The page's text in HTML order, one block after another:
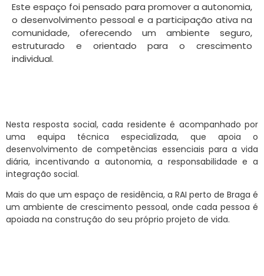
Este espaço foi pensado para promover a autonomia,
o desenvolvimento pessoal e a participação ativa na
comunidade, oferecendo um ambiente seguro,
estruturado e orientado para o crescimento
individual.
Nesta resposta social, cada residente é acompanhado por
uma equipa técnica especializada, que apoia o
desenvolvimento de competências essenciais para a vida
diária, incentivando a autonomia, a responsabilidade e a
integração social.
Mais do que um espaço de residência, a RAI perto de Braga é
um ambiente de crescimento pessoal, onde cada pessoa é
apoiada na construção do seu próprio projeto de vida.